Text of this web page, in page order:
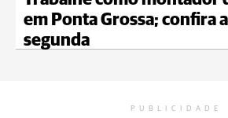
em Ponta Grossa; confira
segunda
PUBLICIDADE